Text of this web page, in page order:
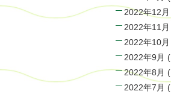
2022年12月
2022年11月
2022年10月
2022年9月
2022年8月
2022年7月